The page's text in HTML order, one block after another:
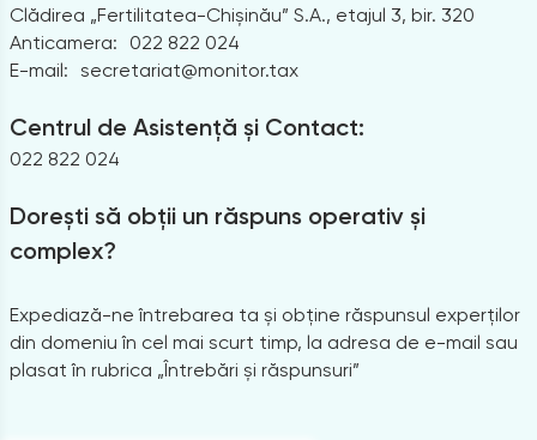
Clădirea „Fertilitatea-Chișinău” S.A., etajul 3, bir. 320
Anticamera:
022 822 024
E-mail: secretariat@monitor.tax
Centrul de Asistență și Contact:
022 822 024
Dorești să obții un răspuns operativ și
complex?
Expediază-ne întrebarea ta și obține răspunsul experților
din domeniu în cel mai scurt timp, la adresa de e-mail sau
plasat în rubrica „Întrebări și răspunsuri”